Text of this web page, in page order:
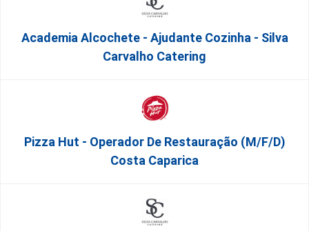
Academia Alcochete - Ajudante Cozinha - Silva
Carvalho Catering
Pizza Hut - Operador De Restauração (m/f/d)
Costa Caparica